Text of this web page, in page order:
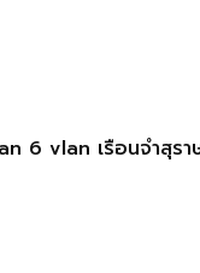
6 vlan เรือนจำสุรา